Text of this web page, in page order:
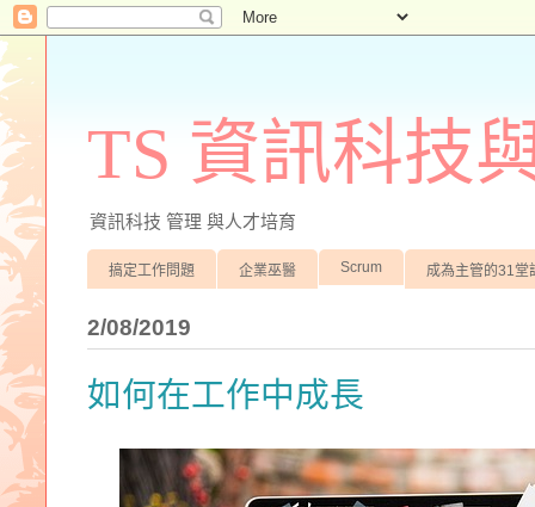
TS 資訊科技
資訊科技 管理 與人才培育
搞定工作問題 企業巫醫 Scrum 成為主管的31堂
2/08/2019
如何在工作中成長